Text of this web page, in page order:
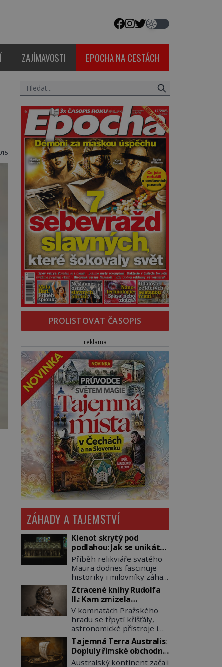
ZAJÍMAVOSTI EPOCHA NA CESTÁCH
PROLISTOVAT ČASOPIS
reklama
ZÁHADY A TAJEMSTVÍ
Klenot skrytý pod
podlahou: Jak se unikátní
románský poklad dostal
do zapadlého Bečova?
Příběh relikviáře svatého
Maura dodnes fascinuje
historiky i milovníky záhad
po celém světě. Tato
románská zlatnická
památka ze 13. století je
po českých korunovačních
klenotech druhým
nejcennějším movitým
majetkem v České
republice. Přestože byl
klenot v roce 1985 po
Ztracené knihy Rudolfa
II.: Kam zmizela
nejzáhadnější knihovna
Evropy?
V komnatách Pražského
hradu se třpytí křišťály,
astronomické přístroje i
podivné alchymistické
rukopisy. Císař Rudolf II.
shromažďuje vše, co
souvisí s tajemstvím
Tajemná Terra Australis:
Dopluly římské obchodní
lodě až do Austrálie?
Australský kontinent začali